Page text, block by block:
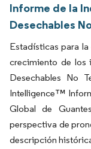
Informe de la
Desechables
Estadísticas para
crecimiento de los
Desechables No
Intelligence™
Global de
perspectiva de
descripción